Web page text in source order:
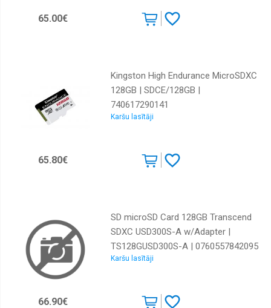
65.00€
Kingston High Endurance MicroSDXC
128GB | SDCE/128GB |
740617290141
Karšu lasītāji
65.80€
SD microSD Card 128GB Transcend
SDXC USD300S-A w/Adapter |
TS128GUSD300S-A | 0760557842095
| 85235110
Karšu lasītāji
66.90€